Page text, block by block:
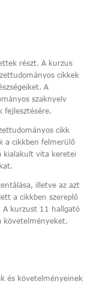
részt. A kurzus
cikkek
A
szaknyelv
fejlesztésére.
cikk
a cikkben felmerülő
kialakult vita keretei
illetve az azt
a cikkben szereplő
A kurzust 11 hallgató
követelményeket.
és követelményeinek